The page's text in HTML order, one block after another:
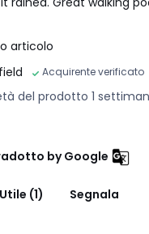
articolo
Acquirente verificato
del prodotto 1
by Google
Utile (1)
Segnala